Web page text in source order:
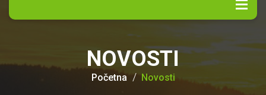
NOVOSTI
Početna Novosti